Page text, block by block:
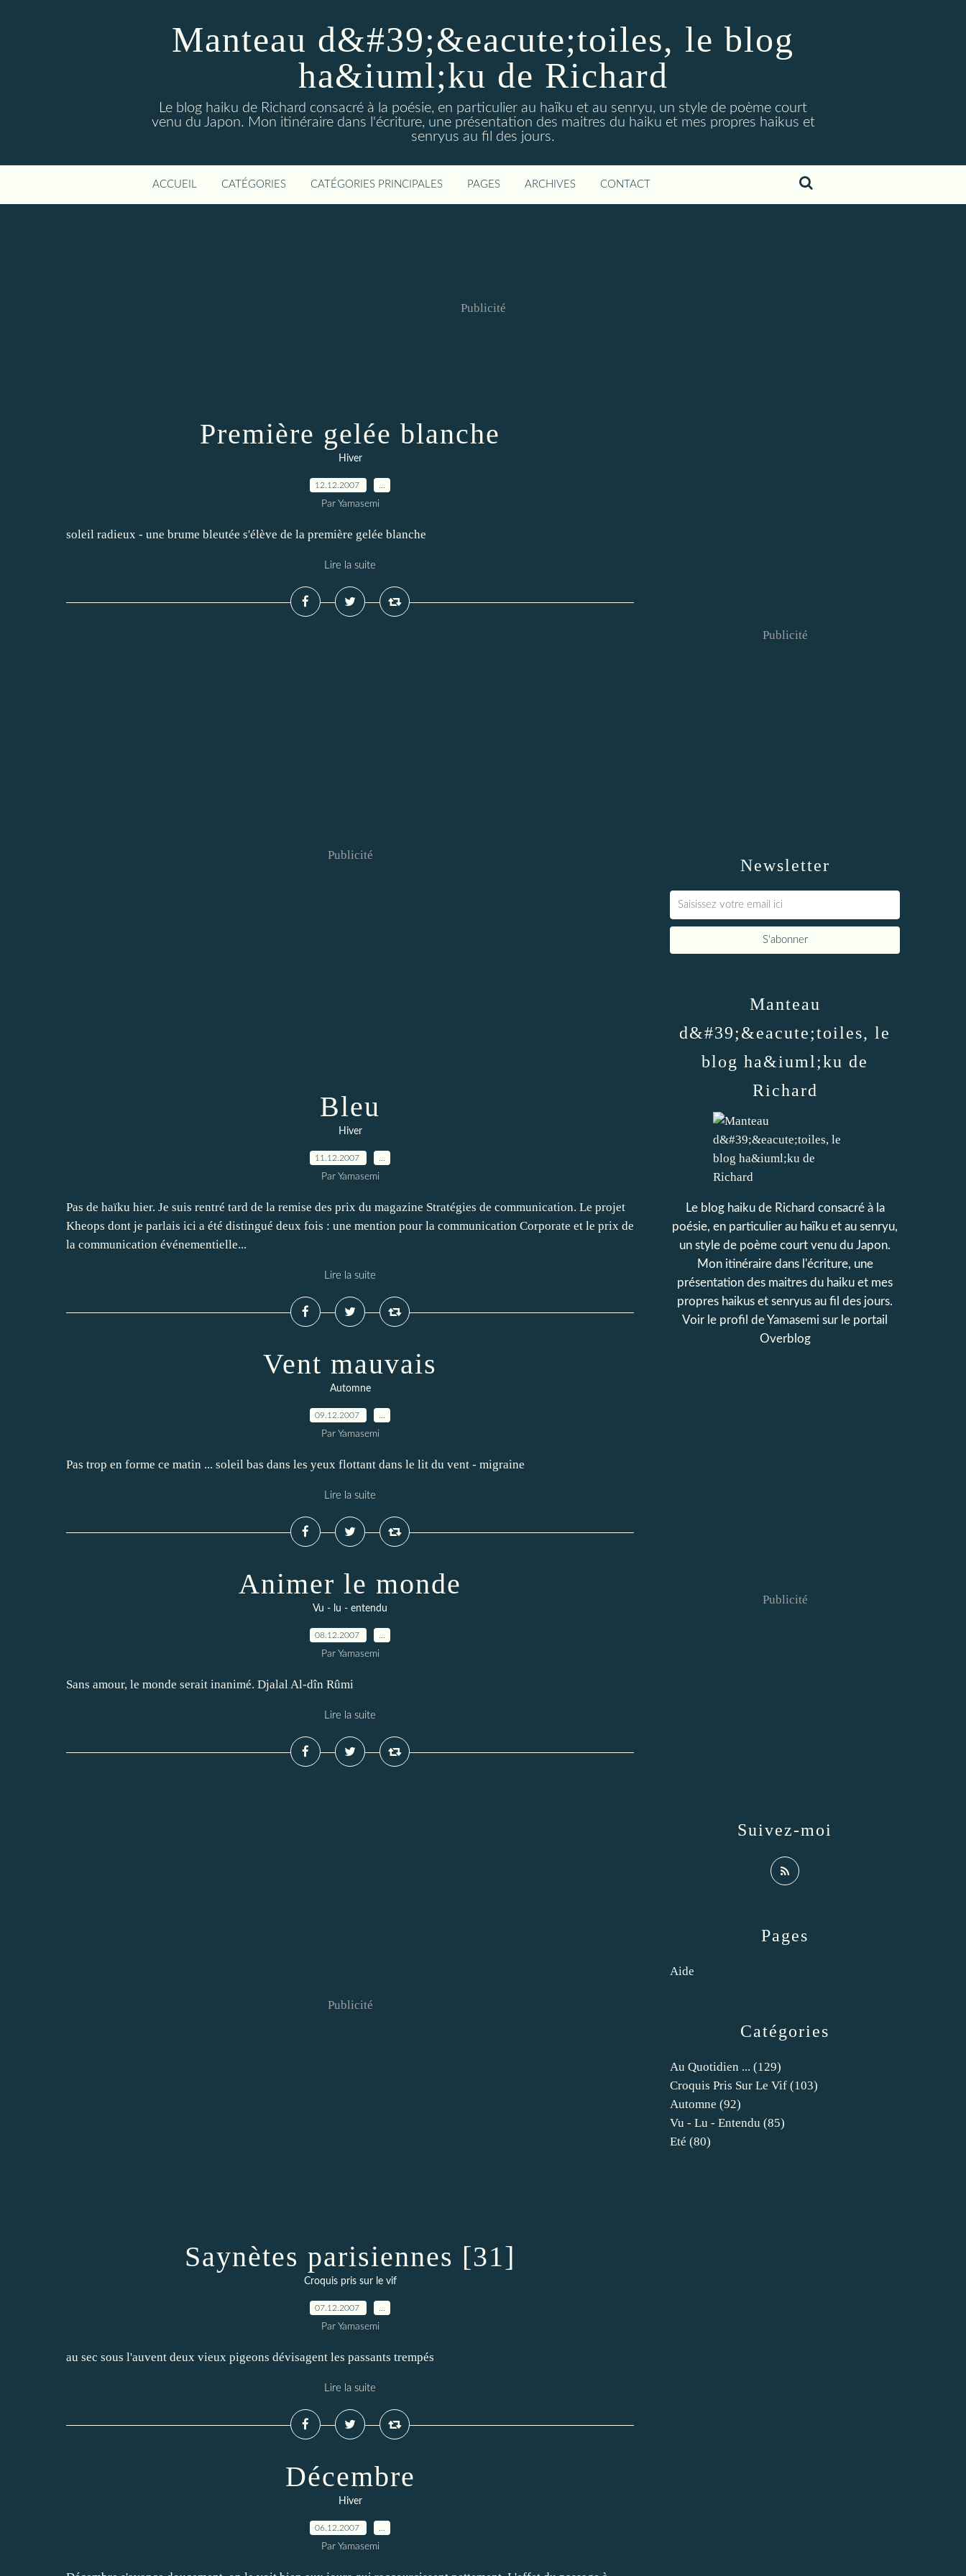
Manteau d&#39;&eacute;toiles, le blog
ha&iuml;ku de Richard
Le blog haiku de Richard consacré à la poésie, en particulier au haïku et au senryu, un style de poème court
venu du Japon. Mon itinéraire dans l'écriture, une présentation des maitres du haiku et mes propres haikus et
senryus au fil des jours.
ACCUEIL CATÉGORIES CATÉGORIES PRINCIPALES PAGES ARCHIVES CONTACT
Publicité
Première gelée blanche
Hiver
12.12.2007
Par Yamasemi
soleil radieux - une brume bleutée s'élève de la première gelée blanche
Lire la suite
Publicité
Bleu
Hiver
11.12.2007
Par Yamasemi
Pas de haïku hier. Je suis rentré tard de la remise des prix du magazine Stratégies de communication. Le projet
Kheops dont je parlais ici a été distingué deux fois : une mention pour la communication Corporate et le prix de
la communication événementielle...
Lire la suite
Vent mauvais
Automne
09.12.2007
Par Yamasemi
Pas trop en forme ce matin ... soleil bas dans les yeux flottant dans le lit du vent - migraine
Lire la suite
Animer le monde
Vu - lu - entendu
08.12.2007
Par Yamasemi
Sans amour, le monde serait inanimé. Djalal Al-dîn Rûmi
Lire la suite
Publicité
Saynètes parisiennes [31]
Croquis pris sur le vif
07.12.2007
Par Yamasemi
au sec sous l'auvent deux vieux pigeons dévisagent les passants trempés
Lire la suite
Décembre
Hiver
06.12.2007
Par Yamasemi
Newsletter
Publicité
Catégories
Au Quotidien ... (129)
Croquis Pris Sur Le Vif (103)
Automne (92)
Vu - Lu - Entendu (85)
Eté (80)
Pages
Aide
Manteau
d&#39;&eacute;toiles, le
blog ha&iuml;ku de
Richard
Le blog haiku de Richard consacré à la
poésie, en particulier au haïku et au senryu,
un style de poème court venu du Japon.
Mon itinéraire dans l'écriture, une
présentation des maitres du haiku et mes
propres haikus et senryus au fil des jours.
Voir le profil deYamasemi sur le portail
Overblog
Suivez-moi
Publicité